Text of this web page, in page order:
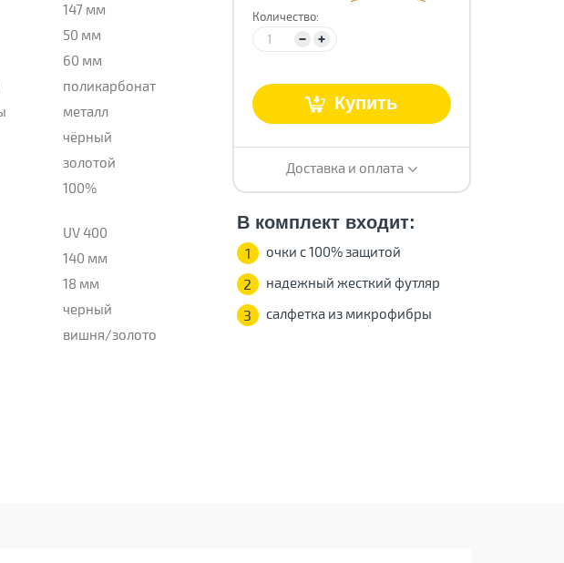
147 мм
50 мм
60 мм
поликарбонат
металл
чёрный
золотой
100%
UV 400
140 мм
18 мм
черный
вишня/золото
Количество:
Купить
Доставка и оплата
В комплект входит:
1 очки с 100% защитой
2 надежный жесткий футляр
3 салфетка из микрофибры